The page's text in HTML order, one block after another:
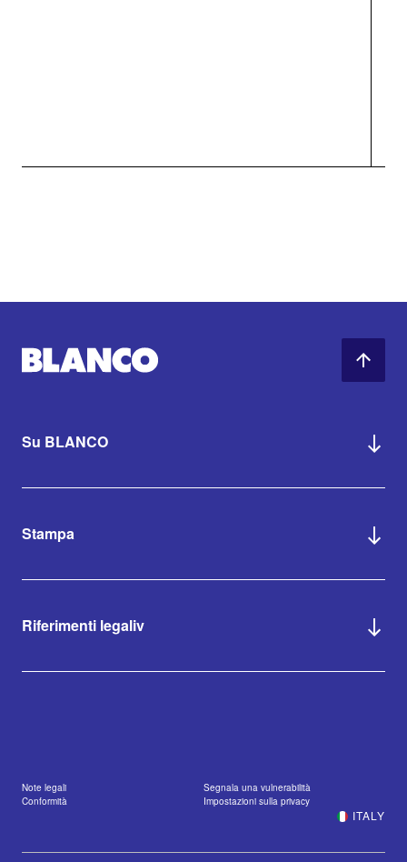
Su BLANCO
Stampa
Riferimenti legaliv
Note legali
Segnala una vulnerabilità
Conformità
Impostazioni sulla privacy
ITALY